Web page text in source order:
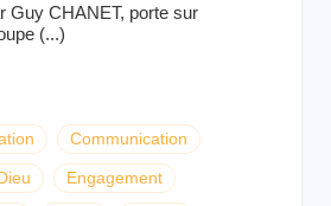
Guy CHANET, porte sur
(...)
Communication
Engagement